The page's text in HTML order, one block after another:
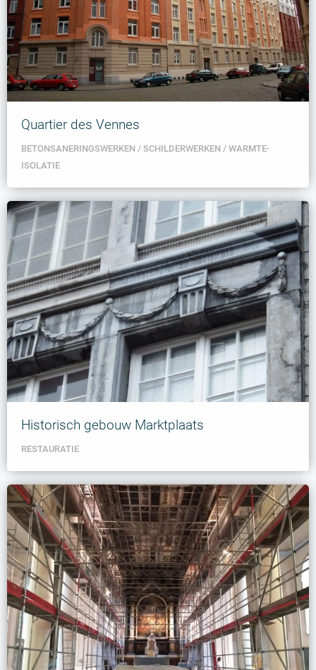
Quartier des Vennes
BETONSANERINGSWERKEN SCHILDERWERKEN
WARMTE-
ISOLATIE
Historisch gebouw Marktplaats
RESTAURATIE